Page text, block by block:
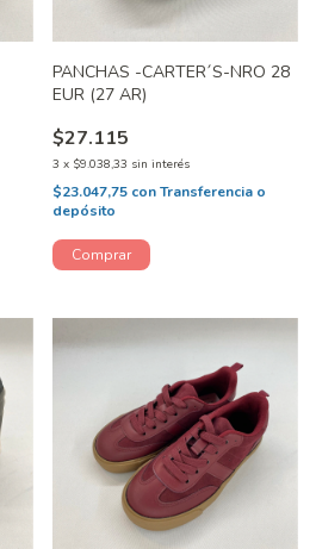
PANCHAS -CARTER´S-NRO 28
EUR (27 AR)
$27.115
3 x $9.038,33 sin interés
$23.047,75 con Transferencia o
depósito